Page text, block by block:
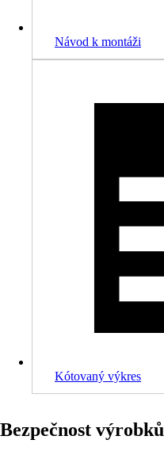
Návod k montáži
Kótovaný výkres
Bezpečnost výrobků